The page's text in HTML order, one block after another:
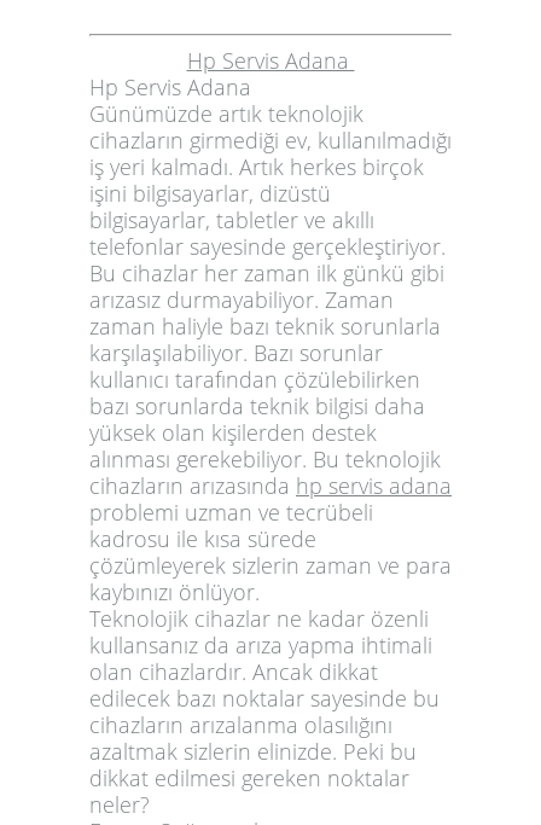
Hp Servis Adana
Hp Servis Adana
Günümüzde artık teknolojik
cihazların girmediği ev, kullanılmadığı
iş yeri kalmadı. Artık herkes birçok
işini bilgisayarlar, dizüstü
bilgisayarlar, tabletler ve akıllı
telefonlar sayesinde gerçekleştiriyor.
Bu cihazlar her zaman ilk günkü gibi
arızasız durmayabiliyor. Zaman
zaman haliyle bazı teknik sorunlarla
karşılaşılabiliyor. Bazı sorunlar
kullanıcı tarafından çözülebilirken
bazı sorunlarda teknik bilgisi daha
yüksek olan kişilerden destek
alınması gerekebiliyor. Bu teknolojik
cihazların arızasında hp servis adana
problemi uzman ve tecrübeli
kadrosu ile kısa sürede
çözümleyerek sizlerin zaman ve para
kaybınızı önlüyor.
Teknolojik cihazlar ne kadar özenli
kullansanız da arıza yapma ihtimali
olan cihazlardır. Ancak dikkat
edilecek bazı noktalar sayesinde bu
cihazların arızalanma olasılığını
azaltmak sizlerin elinizde. Peki bu
dikkat edilmesi gereken noktalar
neler?